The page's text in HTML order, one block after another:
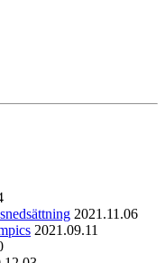
2021.11.06
2021.09.11